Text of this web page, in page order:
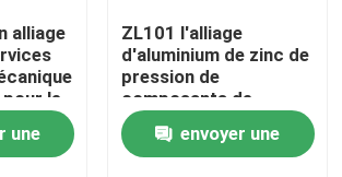
faites sur commande
faites sur commande d'injection
alliage
le
une
ZL101 l'alliage
d'aluminium de zinc de
pression de
composants de
machines de moulage
mécanique sous
pression
envoyer une